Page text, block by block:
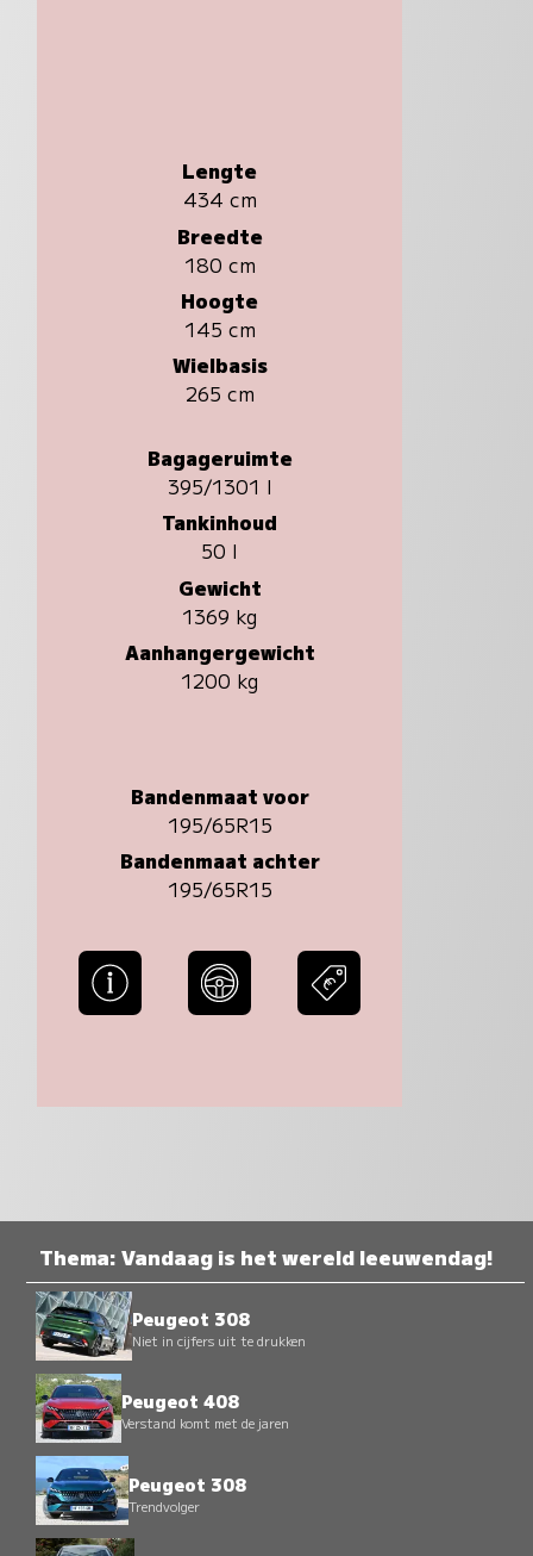
Lengte
434 cm
Breedte
180 cm
Hoogte
145 cm
Wielbasis
265 cm
Bagageruimte
395/1301 l
Tankinhoud
50 l
Gewicht
1369 kg
Aanhangergewicht
1200 kg
Bandenmaat voor
195/65R15
Bandenmaat achter
195/65R15
Thema: Vandaag is het wereld leeuwendag!
Peugeot 308
Niet in cijfers uit te drukken
Peugeot 408
Verstand komt met de jaren
Peugeot 308
Trendvolger